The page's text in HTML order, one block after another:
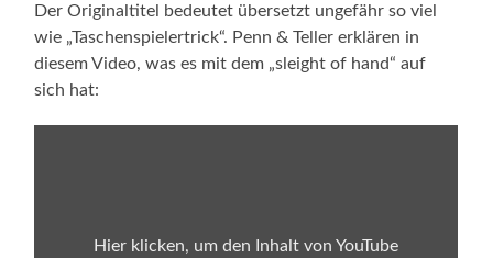
Der Originaltitel bedeutet übersetzt ungefähr so viel
wie „Taschenspielertrick“. Penn & Teller erklären in
diesem Video, was es mit dem „sleight of hand“ auf
sich hat:
Hier klicken, um den Inhalt von YouTube